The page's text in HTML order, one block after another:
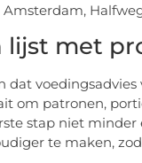
lijst met
dat
om patronen,
stap niet
te maken,